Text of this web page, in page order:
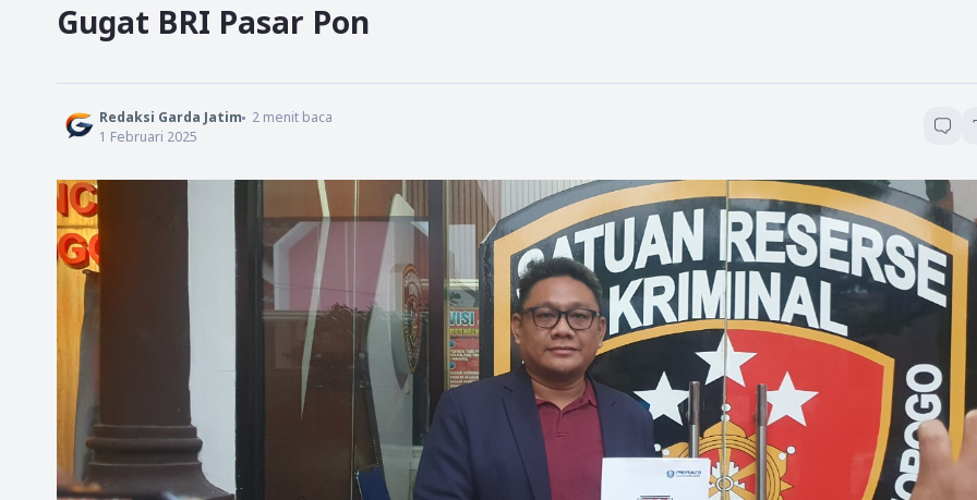
Gugat BRI Pasar Pon
Redaksi Garda Jatim 2menit baca
1 Februari 2025